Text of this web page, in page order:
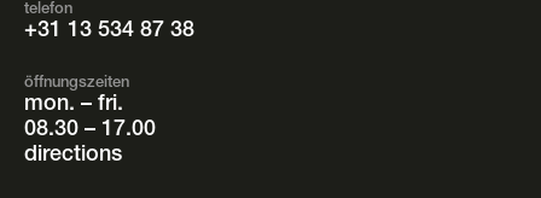
telefon
+31 13 534 87 38
öffnungszeiten
mon. – fri.
08.30 – 17.00
directions